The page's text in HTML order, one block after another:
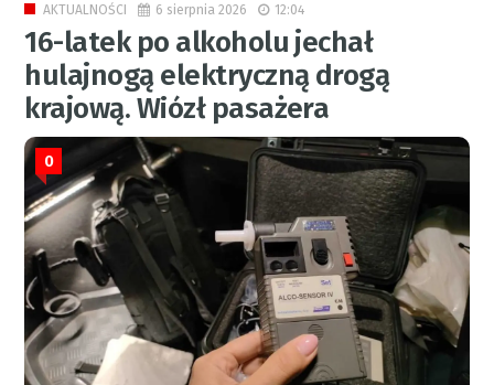
AKTUALNOŚCI 6 sierpnia 2026 12:04
16-latek po alkoholu jechał
hulajnogą elektryczną drogą
krajową. Wiózł pasażera
0